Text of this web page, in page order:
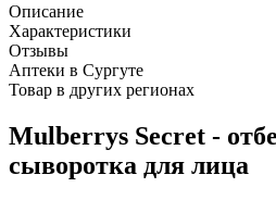
Описание
Характеристики
Отзывы
Аптеки в Сургуте
Товар в других регионах
Mulberrys Secret -
сыворотка для лица